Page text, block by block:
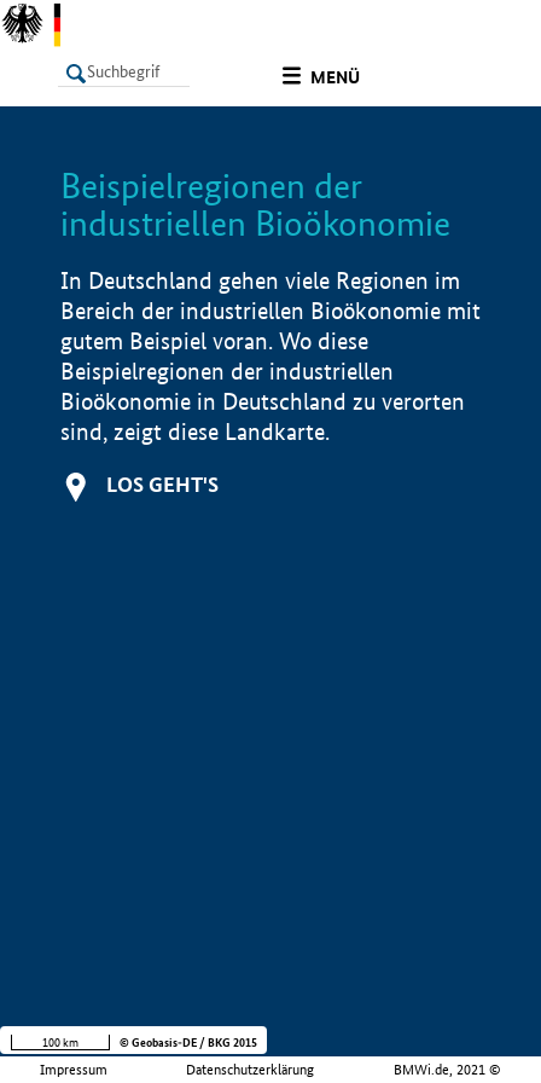
MENÜ
LISTE
Beispielregionen der
industriellen Bioökonomie
In Deutschland gehen viele Regionen im
Bereich der industriellen Bioökonomie mit
gutem Beispiel voran. Wo diese
Beispielregionen der industriellen
Bioökonomie in Deutschland zu verorten
sind, zeigt diese Landkarte.
LOS GEHT'S
Impressum Datenschutzerklärung BMWi.de, 2021 ©
100 km © Geobasis-DE / BKG 2015